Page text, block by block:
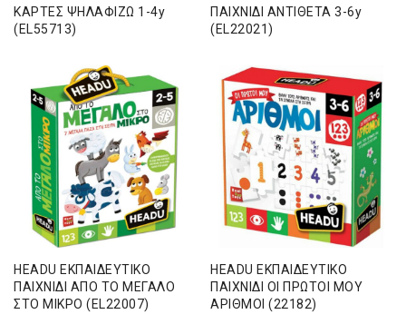
ΚΑΡΤΕΣ ΨΗΛΑΦΙΖΩ 1-4y
(EL55713)
ΠΑΙΧΝΙΔΙ ΑΝΤΙΘΕΤΑ 3-6y
(EL22021)
HEADU ΕΚΠΑΙΔΕΥΤΙΚΟ
ΠΑΙΧΝΙΔΙ ΑΠΟ ΤΟ ΜΕΓΑΛΟ
ΣΤΟ ΜΙΚΡΟ (EL22007)
HEADU ΕΚΠΑΙΔΕΥΤΙΚΟ
ΠΑΙΧΝΙΔΙ ΟΙ ΠΡΩΤΟΙ ΜΟΥ
ΑΡΙΘΜΟΙ (22182)